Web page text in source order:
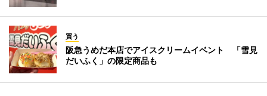
買う
阪急うめだ本店でアイスクリームイベント 「雪見
だいふく」の限定商品も